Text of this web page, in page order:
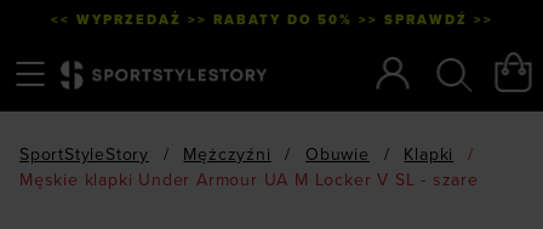
<< WYPRZEDAŻ >> RABATY DO 50% >> SPRAWDŹ >>
SportStyleStory / Mężczyźni / Obuwie / Klapki
/
Męskie klapki Under Armour UA M Locker V SL - szare